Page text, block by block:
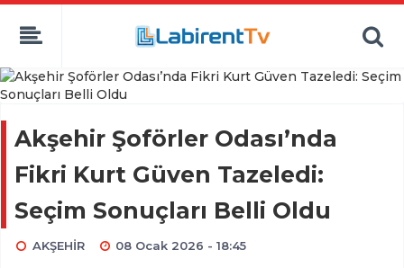
Akşehir Şoförler Odası’nda
Fikri Kurt Güven Tazeledi:
Seçim Sonuçları Belli Oldu
AKŞEHİR 08 Ocak 2026 - 18:45